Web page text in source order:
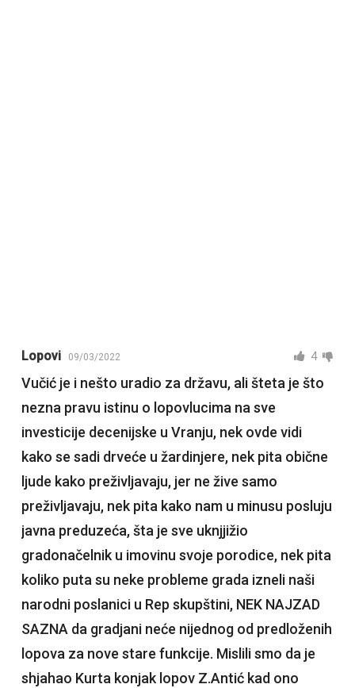
Lopovi 09/03/2022 4
Vučić je i nešto uradio za državu, ali šteta je što
nezna pravu istinu o lopovlucima na sve
investicije decenijske u Vranju, nek ovde vidi
kako se sadi drveće u žardinjere, nek pita obične
ljude kako preživljavaju, jer ne žive samo
preživljavaju, nek pita kako nam u minusu posluju
javna preduzeća, šta je sve uknjjižio
gradonačelnik u imovinu svoje porodice, nek pita
koliko puta su neke probleme grada izneli naši
narodni poslanici u Rep skupštini, NEK NAJZAD
SAZNA da gradjani neće nijednog od predloženih
lopova za nove stare funkcije. Mislili smo da je
shjahao Kurta konjak lopov Z.Antić kad ono